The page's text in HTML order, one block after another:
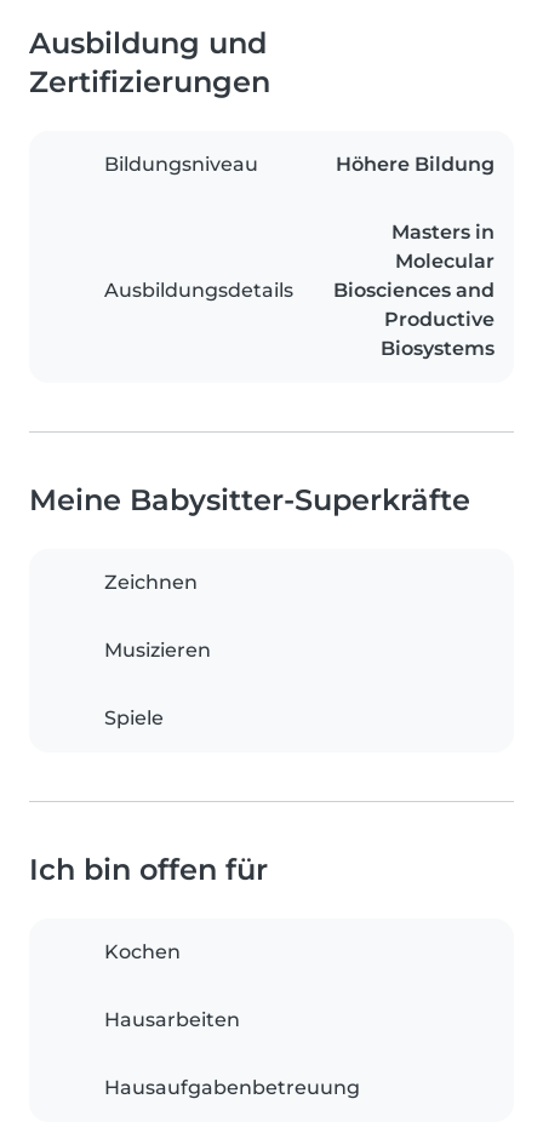
Ausbildung und
Zertifizierungen
Bildungsniveau Höhere Bildung
Ausbildungsdetails
Masters in
Molecular
Biosciences and
Productive
Biosystems
Meine Babysitter-Superkräfte
Zeichnen
Musizieren
Spiele
Ich bin offen für
Kochen
Hausarbeiten
Hausaufgabenbetreuung